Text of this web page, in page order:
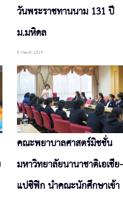
วันพระราชทานนาม 131 ปี
ม.มหิดล
5 March 2019
คณะพยาบาลศาสตร์มิชชั่น
มหาวิทยาลัยนานาชาติเอเชีย-
แปซิฟิก นำคณะนักศึกษาเข้า